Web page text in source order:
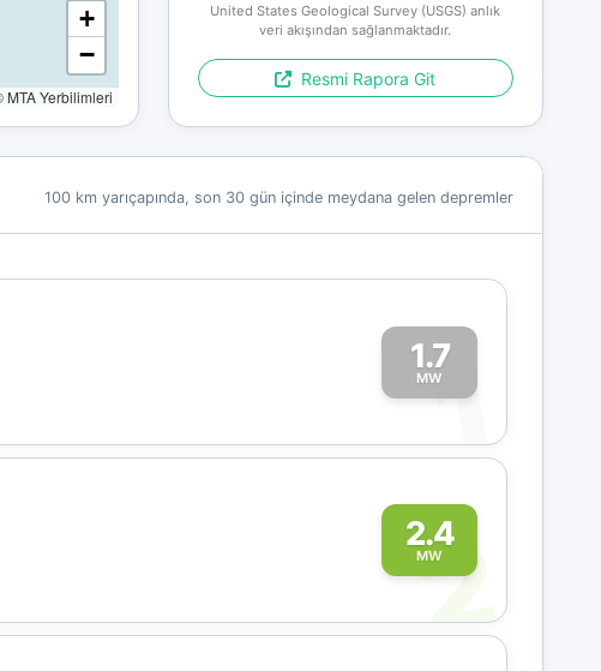
+
−
Yerbilimleri
United States Geological Survey (USGS) anlık
veri akışından sağlanmaktadır.
Resmi Rapora Git
100 km yarıçapında, son 30 gün içinde meydana gelen depremler
1.7
MW
1
2.4
MW
2